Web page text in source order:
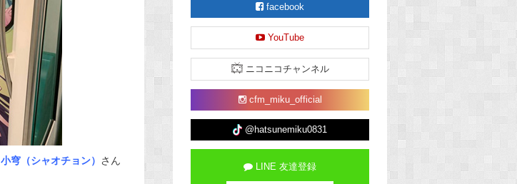
小穹（シャオチョン） さん
facebook
YouTube
ニコニコチャンネル
cfm_miku_official
@hatsunemiku0831
LINE 友達登録